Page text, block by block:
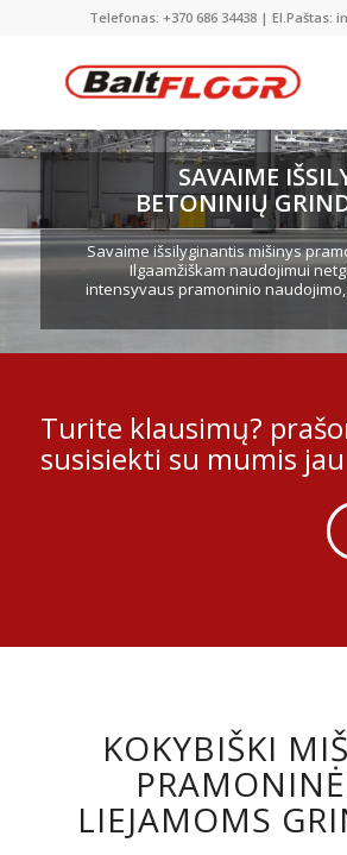
Telefonas: +370 686 34438 | El.Paštas:
SAVAIME
BETONINIŲ
Savaime išsilyginantis mišinys
Ilgaamžiškam naudojimui
intensyvaus pramoninio
Turite klausimų?
susisiekti su mumis
KOKYBIŠKI
LIEJAMOMS